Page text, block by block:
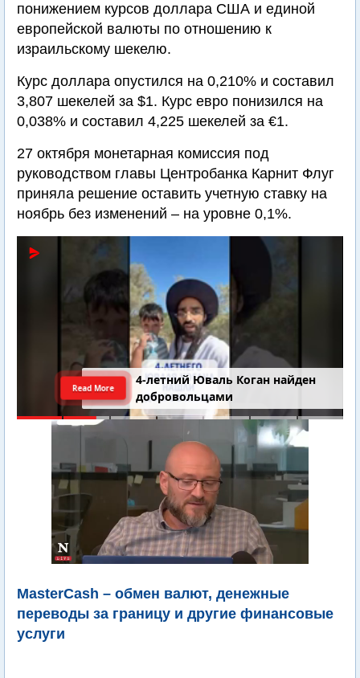
понижением курсов доллара США и единой
европейской валюты по отношению к
израильскому шекелю.
Курс доллара опустился на 0,210% и составил
3,807 шекелей за $1. Курс евро понизился на
0,038% и составил 4,225 шекелей за €1.
27 октября монетарная комиссия под
руководством главы Центробанка Карнит Флуг
приняла решение оставить учетную ставку на
ноябрь без изменений – на уровне 0,1%.
4-летний Юваль Коган найден
добровольцами
Read More
MasterCash – обмен валют, денежные
переводы за границу и другие финансовые
услуги